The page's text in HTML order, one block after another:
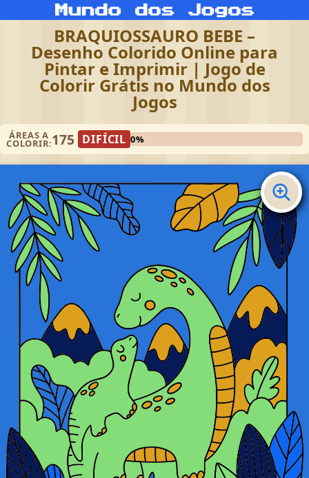
BRAQUIOSSAURO BEBE –
Desenho Colorido Online para
Pintar e Imprimir | Jogo de
Colorir Grátis no Mundo dos
Jogos
ÁREAS A
COLORIR:175 DIFÍCIL 0%